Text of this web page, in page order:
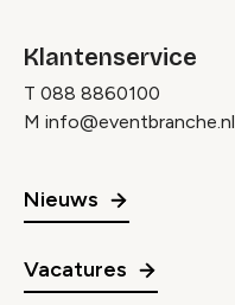
Klantenservice
T 088 8860100
M info@eventbranche.nl
Nieuws
Vacatures